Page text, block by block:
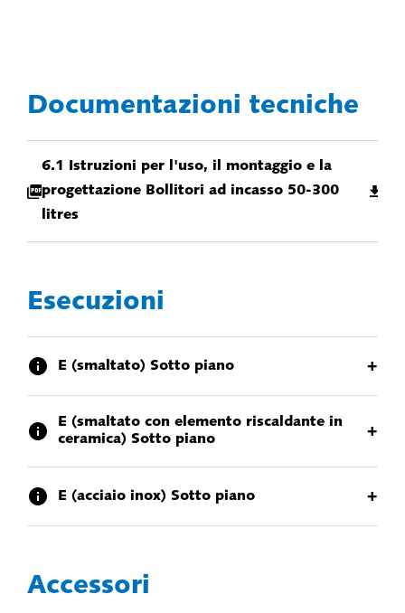
Documentazioni tecniche
6.1 Istruzioni per l'uso, il montaggio e la
progettazione Bollitori ad incasso 50-300
litres
Esecuzioni
E (smaltato) Sotto piano +
E (smaltato con elemento riscaldante in
ceramica) Sotto piano
+
E (acciaio inox) Sotto piano +
Accessori